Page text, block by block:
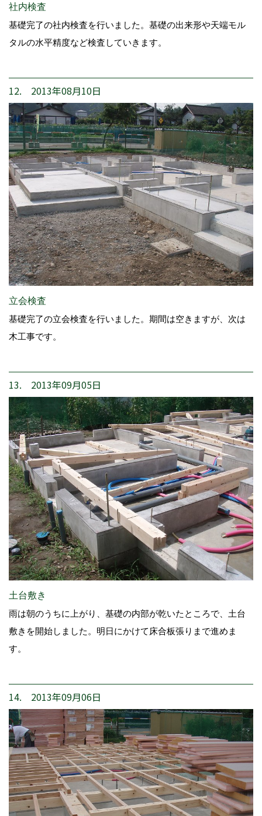
社内検査
基礎完了の社内検査を行いました。基礎の出来形や天端モル
タルの水平精度など検査していきます。
12. 2013年08月10日
立会検査
基礎完了の立会検査を行いました。期間は空きますが、次は
木工事です。
13. 2013年09月05日
土台敷き
雨は朝のうちに上がり、基礎の内部が乾いたところで、土台
敷きを開始しました。明日にかけて床合板張りまで進めま
す。
14. 2013年09月06日